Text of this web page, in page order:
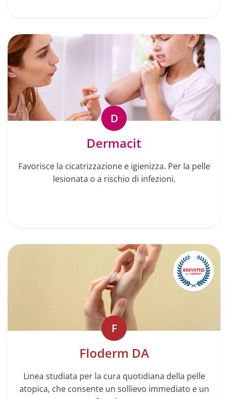
D
Dermacit
Favorisce la cicatrizzazione e igienizza. Per la pelle
lesionata o a rischio di infezioni.
F
Floderm DA
Linea studiata per la cura quotidiana della pelle
atopica, che consente un sollievo immediato e un